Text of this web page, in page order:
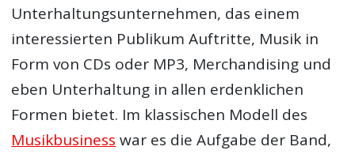
Unterhaltungsunternehmen, das einem
interessierten Publikum Auftritte, Musik in
Form von CDs oder MP3, Merchandising und
eben Unterhaltung in allen erdenklichen
Formen bietet. Im klassischen Modell des
Musikbusiness war es die Aufgabe der Band,